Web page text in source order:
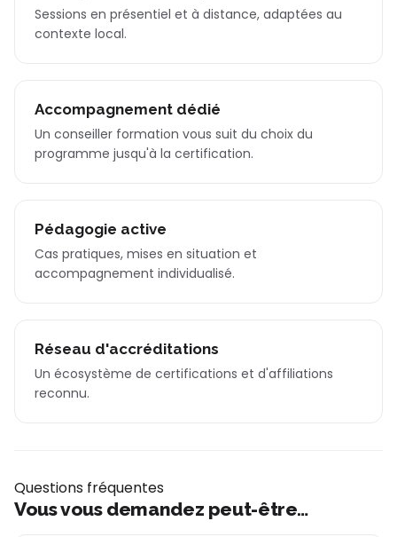
Sessions en présentiel et à distance, adaptées au
contexte local.
Accompagnement dédié
Un conseiller formation vous suit du choix du
programme jusqu'à la certification.
Pédagogie active
Cas pratiques, mises en situation et
accompagnement individualisé.
Réseau d'accréditations
Un écosystème de certifications et d'affiliations
reconnu.
Questions fréquentes
Vous vous demandez peut-être…